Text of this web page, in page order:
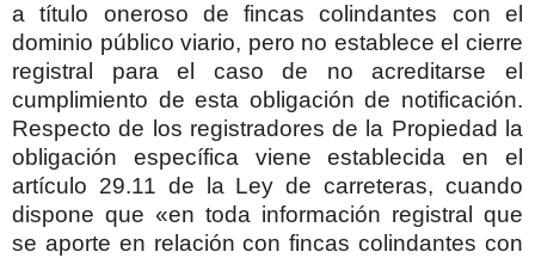
a título oneroso de fincas colindantes con el
dominio público viario, pero no establece el cierre
registral para el caso de no acreditarse el
cumplimiento de esta obligación de notificación.
Respecto de los registradores de la Propiedad la
obligación específica viene establecida en el
artículo 29.11 de la Ley de carreteras, cuando
dispone que «en toda información registral que
se aporte en relación con fincas colindantes con